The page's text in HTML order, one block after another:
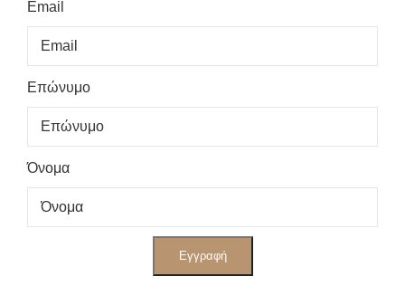
Email
Επώνυμο
Όνομα
Εγγραφή